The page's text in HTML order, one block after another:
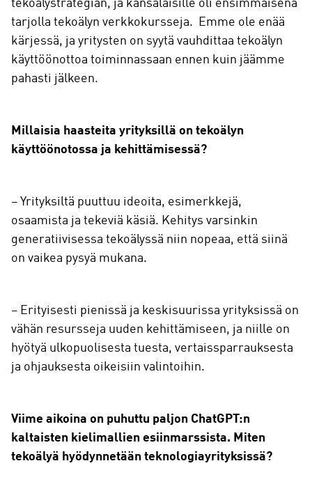
tekoälystrategian, ja kansalaisille oli ensimmäisenä
tarjolla tekoälyn verkkokursseja. Emme ole enää
kärjessä, ja yritysten on syytä vauhdittaa tekoälyn
käyttöönottoa toiminnassaan ennen kuin jäämme
pahasti jälkeen.
Millaisia haasteita yrityksillä on tekoälyn
käyttöönotossa ja kehittämisessä?
– Yrityksiltä puuttuu ideoita, esimerkkejä,
osaamista ja tekeviä käsiä. Kehitys varsinkin
generatiivisessa tekoälyssä niin nopeaa, että siinä
on vaikea pysyä mukana.
– Erityisesti pienissä ja keskisuurissa yrityksissä on
vähän resursseja uuden kehittämiseen, ja niille on
hyötyä ulkopuolisesta tuesta, vertaissparrauksesta
ja ohjauksesta oikeisiin valintoihin.
Viime aikoina on puhuttu paljon ChatGPT:n
kaltaisten kielimallien esiinmarssista. Miten
tekoälyä hyödynnetään teknologiayrityksissä?